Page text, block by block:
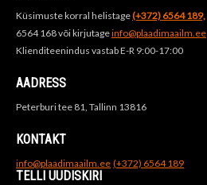
Küsimuste korral helistage(+372) 6564 189,
6564 168 või kirjutageinfo@plaadimaailm.ee
Klienditeenindus vastab E-R 9:00-17:00
AADRESS
Peterburi tee 81, Tallinn 13816
KONTAKT
info@plaadimaailm.ee (+372) 6564 189
TELLI UUDISKIRI